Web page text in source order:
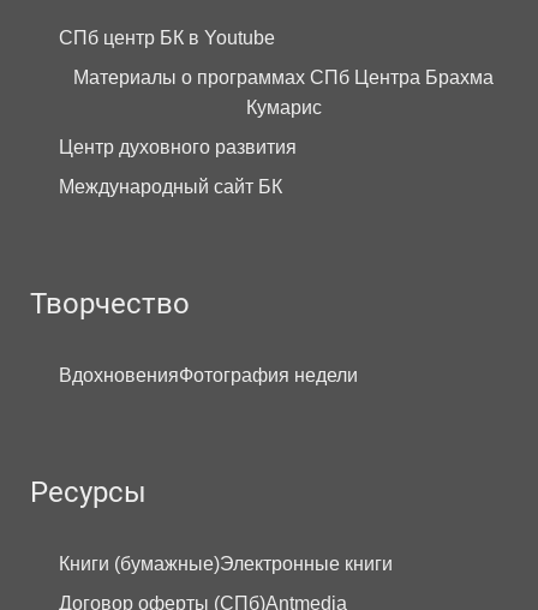
СПб центр БК в Youtube
Материалы о программах СПб Центра Брахма
Кумарис
Центр духовного развития
Международный сайт БК
Творчество
ВдохновенияФотография недели
Ресурсы
Книги (бумажные)Электронные книги
Договор оферты (СПб)Antmedia